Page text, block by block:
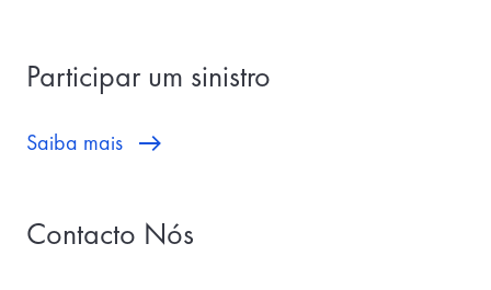
Participar um sinistro
Saiba mais
Contacto Nós